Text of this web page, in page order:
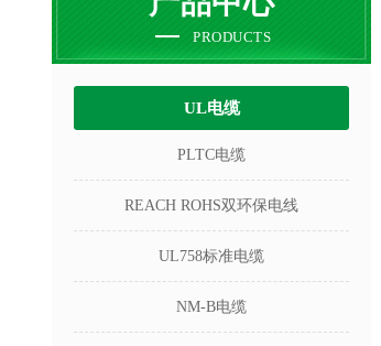
PRODUCTS
UL电缆
PLTC电缆
REACH ROHS双环保电线
UL758标准电缆
NM-B电缆